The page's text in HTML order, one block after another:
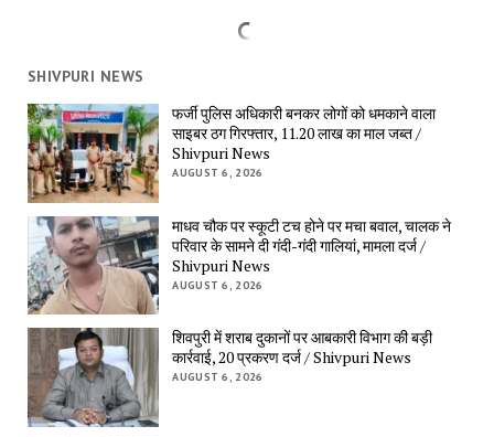
SHIVPURI NEWS
फर्जी पुलिस अधिकारी बनकर लोगों को धमकाने वाला
साइबर ठग गिरफ्तार, 11.20 लाख का माल जब्त /
Shivpuri News
AUGUST 6, 2026
माधव चौक पर स्कूटी टच होने पर मचा बवाल, चालक ने
परिवार के सामने दी गंदी-गंदी गालियां, मामला दर्ज /
Shivpuri News
AUGUST 6, 2026
शिवपुरी में शराब दुकानों पर आबकारी विभाग की बड़ी
कार्रवाई, 20 प्रकरण दर्ज / Shivpuri News
AUGUST 6, 2026